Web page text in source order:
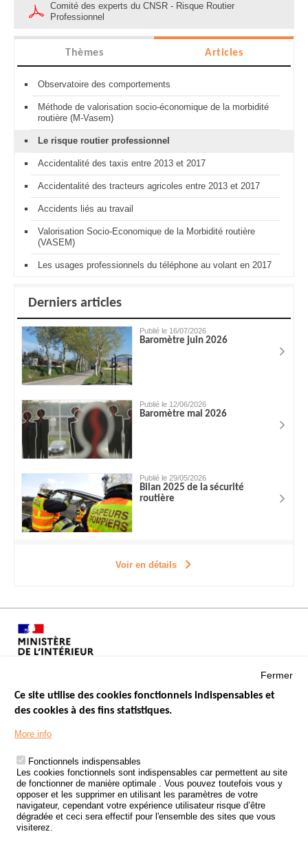
Comité des experts du CNSR - Risque Routier
Professionnel
Thèmes Articles
Observatoire des comportements
Méthode de valorisation socio-économique de la morbidité
routière (M-Vasem)
Le risque routier professionnel
Accidentalité des taxis entre 2013 et 2017
Accidentalité des tracteurs agricoles entre 2013 et 2017
Accidents liés au travail
Valorisation Socio-Economique de la Morbidité routière
(VASEM)
Les usages professionnels du téléphone au volant en 2017
Derniers articles
Publié le 16/07/2026
Baromètre juin 2026
Publié le 12/06/2026
Baromètre mai 2026
Publié le 29/05/2026
Bilan 2025 de la sécurité
routière
Voir en détails
Menu
Footer
LES SITES PUBLICS
ÉTAT DE L’INSÉCURITÉ ROUTIÈRE
TRAITEMENT DES DONNÉES PERSONNELLES DES ACCIDENTS DE
LA ROUTE
ETUDES ET RECHERCHES
APPEL À PROJETS
Fermer
Ce site utilise des cookies fonctionnels indispensables et
des cookies à des fins statistiques.
More info
Fonctionnels indispensables
Les cookies fonctionnels sont indispensables car permettent au site
de fonctionner de manière optimale . Vous pouvez toutefois vous y
opposer et les supprimer en utilisant les paramètres de votre
navigateur, cependant votre expérience utilisateur risque d’être
dégradée et ceci sera effectif pour l'ensemble des sites que vous
visiterez.